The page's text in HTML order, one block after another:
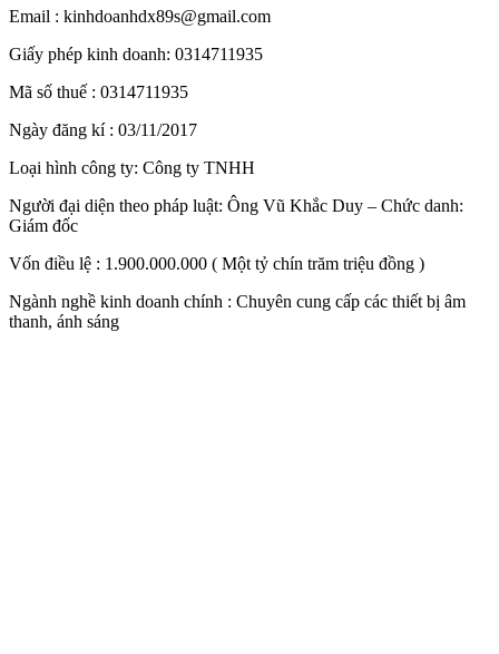
Email : kinhdoanhdx89s@gmail.com
Giấy phép kinh doanh: 0314711935
Mã số thuế : 0314711935
Ngày đăng kí : 03/11/2017
Loại hình công ty: Công ty TNHH
Người đại diện theo pháp luật: Ông Vũ Khắc Duy – Chức danh:
Giám đốc
Vốn điều lệ : 1.900.000.000 ( Một tỷ chín trăm triệu đồng )
Ngành nghề kinh doanh chính : Chuyên cung cấp các thiết bị âm
thanh, ánh sáng